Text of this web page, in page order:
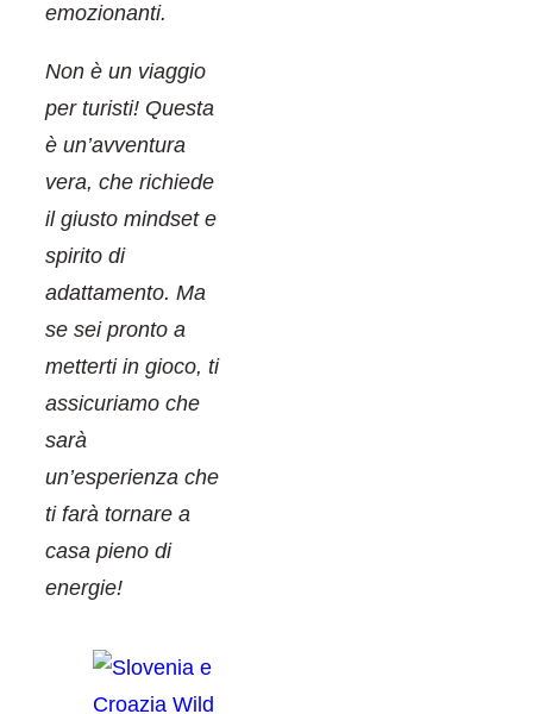
emozionanti.
Non è un viaggio
per turisti! ‍Questa
è un’avventura
vera, che richiede
il giusto mindset e
spirito di
adattamento. Ma
se sei pronto a
metterti in gioco, ti
assicuriamo che
sarà
un’esperienza che
ti farà tornare a
casa pieno di
energie!